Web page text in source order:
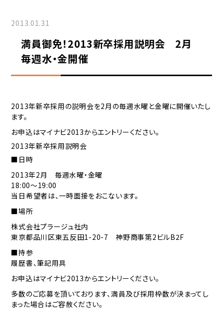
2013.01.31
満員御免！2013新卒採用説明会 2月
毎週水・金開催
2013年新卒採用の説明会を2月の毎週水曜と金曜に開催いたし
ます。
お申込はマイナビ2013からエントリーください。
2013年新卒採用説明会
■日時
2013年2月 毎週水曜・金曜
18:00～19:00
当日希望者は、一時面接をおこないます。
■場所
株式会社プラージュ社内
東京都品川区東五反田1-20-7 神野商事第2ビルB2F
■持参
履歴書、筆記用具
お申込はマイナビ2013からエントリーください。
多数のご応募を頂いております、満員及び採用枠数が決まってし
まった場合はご容赦ください。